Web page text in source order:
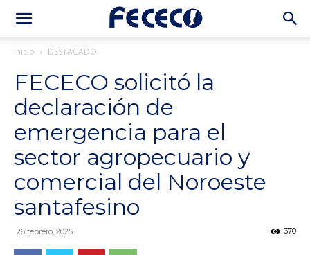
Inicio DESTACADO
FECECO solicitó la
declaración de
emergencia para el
sector agropecuario y
comercial del Noroeste
santafesino
26 febrero, 2025 370